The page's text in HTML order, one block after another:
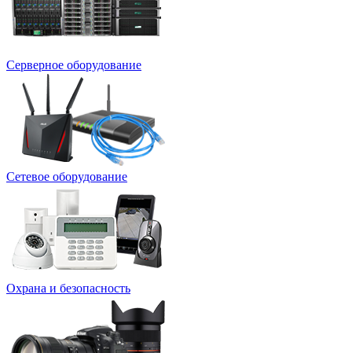
Серверное оборудование
Сетевое оборудование
Охрана и безопасность